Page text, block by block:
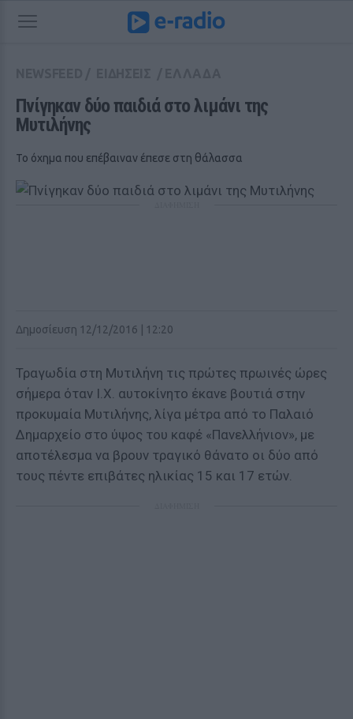
Πνίγηκαν δύο παιδιά στο λιμάνι της
Μυτιλήνης
Το όχημα που επέβαιναν έπεσε στη θάλασσα
Δημοσίευση 12/12/2016 | 12:20
Τραγωδία στη Μυτιλήνη τις πρώτες πρωινές ώρες
σήμερα όταν Ι.Χ. αυτοκίνητο έκανε βουτιά στην
προκυμαία Μυτιλήνης, λίγα μέτρα από το Παλαιό
Δημαρχείο στο ύψος του καφέ «Πανελλήνιον», με
αποτέλεσμα να βρουν τραγικό θάνατο οι δύο από
τους πέντε επιβάτες ηλικίας 15 και 17 ετών.